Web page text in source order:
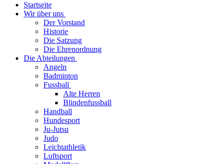
Startseite
Wir über uns
Der Vorstand
Historie
Die Satzung
Die Ehrenordnung
Die Abteilungen
Angeln
Badminton
Fussball
Alte Herren
Blindenfussball
Handball
Hundesport
Ju-Jutsu
Judo
Leichtathletik
Luftsport